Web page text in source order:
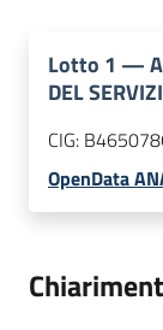
Lotto 1 —
DEL
CIG:
OpenData